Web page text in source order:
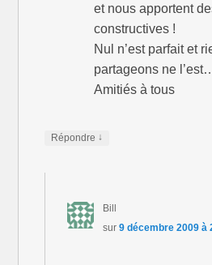
et nous apportent
constructives !
Nul n’est parfait et
partageons ne
Amitiés à tous
Répondre ↓
Bill
sur 9 décembre 2009 à